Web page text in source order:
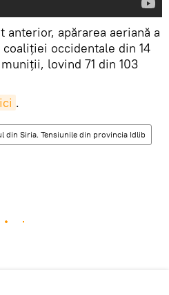
anterior, apărarea aeriană a
occidentale din 14
lovind 71 din 103
.
din Siria. Tensiunile din provincia Idlib